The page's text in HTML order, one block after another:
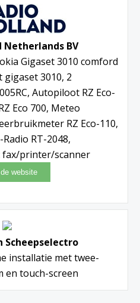
Netherlands BV
Gigaset 3010 comford
gigaset 3010, 2
Autopiloot RZ Eco-
Eco 700, Meteo
RZ Eco-110,
RT-2048,
fax/printer/scanner
Scheepselectro
installatie met twee-
en touch-screen